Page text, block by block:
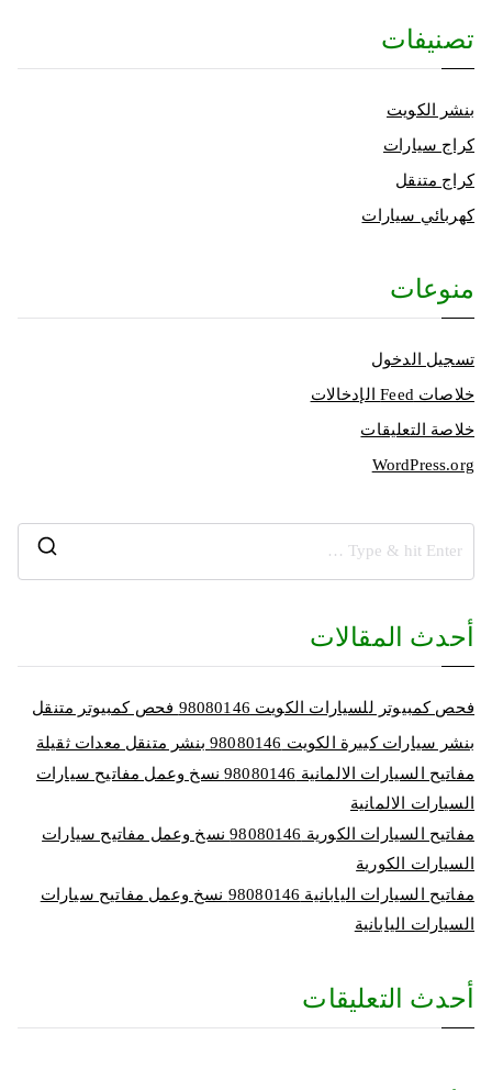
تصنيفات
بنشر الكويت
كراج سيارات
كراج متنقل
كهربائي سيارات
منوعات
تسجيل الدخول
خلاصات Feed الإدخالات
خلاصة التعليقات
WordPress.org
أحدث المقالات
فحص كمبيوتر للسيارات الكويت 98080146‬ فحص كمبيوتر متنقل
بنشر سيارات كبيرة الكويت 98080146‬ بنشر متنقل معدات ثقيلة
مفاتيح السيارات الالمانية 98080146‬ نسخ وعمل مفاتيح سيارات
السيارات الالمانية
مفاتيح السيارات الكورية 98080146‬ نسخ وعمل مفاتيح سيارات
السيارات الكورية
مفاتيح السيارات اليابانية 98080146‬ نسخ وعمل مفاتيح سيارات
السيارات اليابانية
أحدث التعليقات